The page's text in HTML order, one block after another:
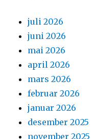
juli 2026
juni 2026
mai 2026
april 2026
mars 2026
februar 2026
januar 2026
desember 2025
november 2025